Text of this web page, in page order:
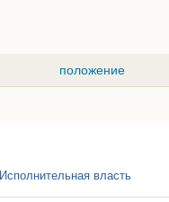
положение
Исполнительная власть